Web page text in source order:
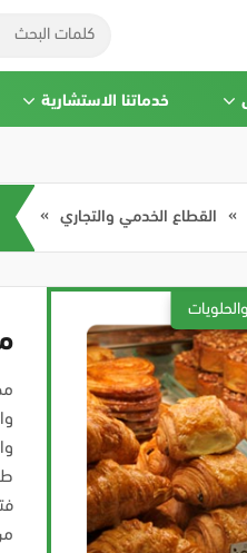
خدماتنا الاستشارية
القطاع الخدمي والتجاري